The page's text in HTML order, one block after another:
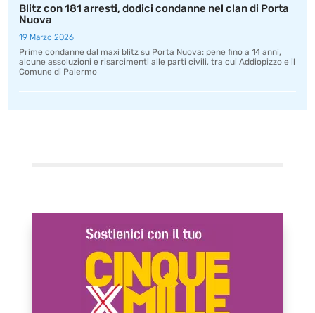
Blitz con 181 arresti, dodici condanne nel clan di Porta
Nuova
19 Marzo 2026
Prime condanne dal maxi blitz su Porta Nuova: pene fino a 14 anni,
alcune assoluzioni e risarcimenti alle parti civili, tra cui Addiopizzo e il
Comune di Palermo